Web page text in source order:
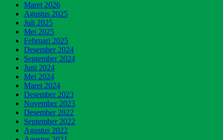
Maret 2026
Agustus 2025
Juli 2025
Mei 2025
Februari 2025
Desember 2024
September 2024
Juni 2024
Mei 2024
Maret 2024
Desember 2023
November 2023
Desember 2022
September 2022
Agustus 2022